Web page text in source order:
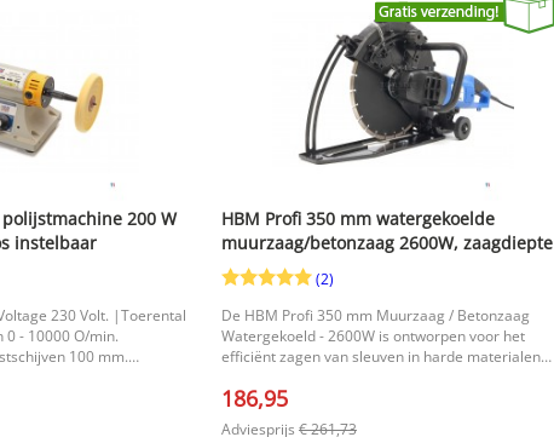
200 W
instelbaar
230 Volt. |Toerental
- 10000 O/min.
100 mm.
HBM Profi 350 mm watergekoelde
muurzaag/betonzaag 2600W, zaagdiepte
120 mm, 4300 rpm
(2)
De HBM Profi 350 mm Muurzaag / Betonzaag
Watergekoeld - 2600W is ontworpen voor het
efficiënt zagen van sleuven in harde materialen
Dankzij de krachtige 2600 Watt motor en het
186,95
Adviesprijs € 261,73